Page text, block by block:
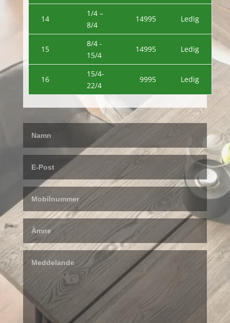
14
1/4 –
8/4
14995 Ledig
15
8/4 -
15/4
14995 Ledig
16
15/4-
22/4
9995 Ledig